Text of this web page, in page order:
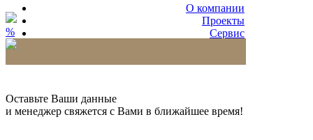
О компании
Проекты
Сервис
%
Оставьте Ваши данные
и менеджер свяжется с Вами в ближайшее время!